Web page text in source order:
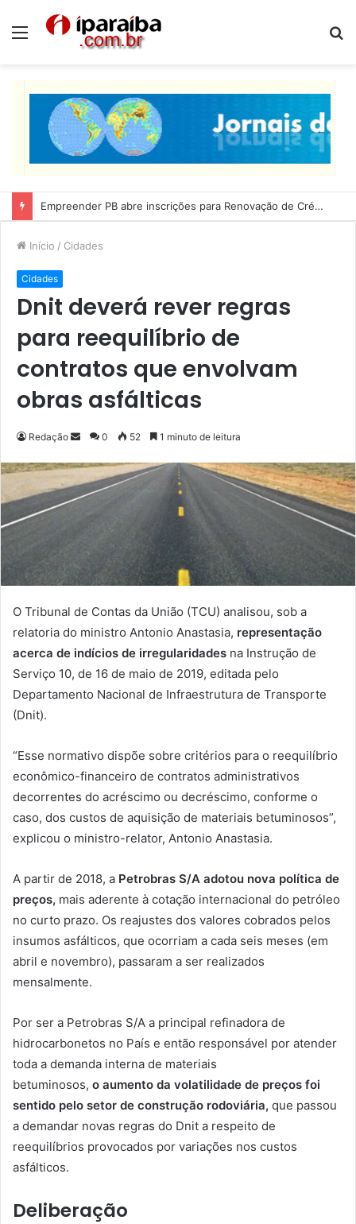
Menu
Empreender PB abre inscrições para Renovação de Crédito
Início / Cidades
Cidades
Dnit deverá rever regras
para reequilíbrio de
contratos que envolvam
obras asfálticas
Redação
d
m
-
m
a
0 52 1 minuto de leitura
O Tribunal de Contas da União (TCU) analisou, sob a
relatoria do ministro Antonio Anastasia, representação
acerca de indícios de irregularidades na Instrução de
Serviço 10, de 16 de maio de 2019, editada pelo
Departamento Nacional de Infraestrutura de Transporte
(Dnit).
“Esse normativo dispõe sobre critérios para o reequilíbrio
econômico-financeiro de contratos administrativos
decorrentes do acréscimo ou decréscimo, conforme o
caso, dos custos de aquisição de materiais betuminosos”,
explicou o ministro-relator, Antonio Anastasia.
A partir de 2018, a Petrobras S/A adotou nova política de
preços, mais aderente à cotação internacional do petróleo
no curto prazo. Os reajustes dos valores cobrados pelos
insumos asfálticos, que ocorriam a cada seis meses (em
abril e novembro), passaram a ser realizados
mensalmente.
Por ser a Petrobras S/A a principal refinadora de
hidrocarbonetos no País e então responsável por atender
toda a demanda interna de materiais
betuminosos, o aumento da volatilidade de preços foi
sentido pelo setor de construção rodoviária, que passou
a demandar novas regras do Dnit a respeito de
reequilíbrios provocados por variações nos custos
asfálticos.
Deliberação